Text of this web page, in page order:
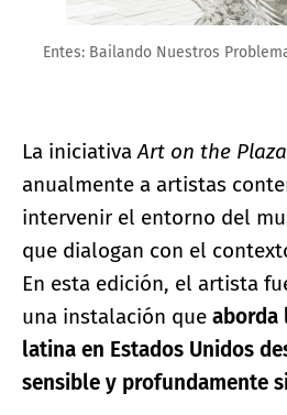
Entes: Bailando Nuestros
La iniciativaArt on the Plaza
anualmente a artistas
intervenir el entorno del
que dialogan con el
En esta edición, el artista
una instalación que aborda
latina en Estados Unidos
sensible y profundamente